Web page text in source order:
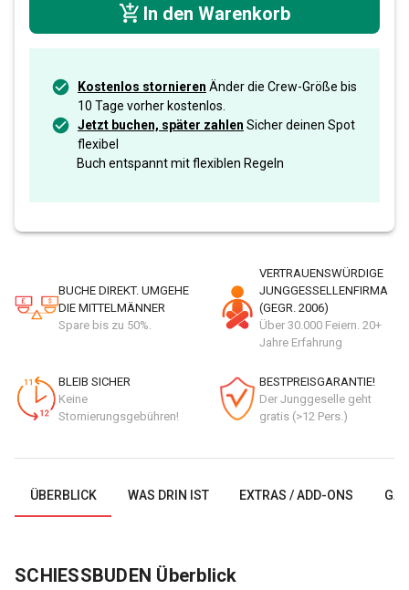
In den Warenkorb
Kostenlos stornieren Änder die Crew-Größe bis
10 Tage vorher kostenlos.
Jetzt buchen, später zahlen Sicher deinen Spot
flexibel
Buch entspannt mit flexiblen Regeln
BUCHE DIREKT. UMGEHE
DIE MITTELMÄNNER
Spare bis zu 50%.
VERTRAUENSWÜRDIGE
JUNGGESSELLENFIRMA
(GEGR. 2006)
Über 30.000 Feiern. 20+
Jahre Erfahrung
BLEIB SICHER
Keine
Stornierungsgebühren!
BESTPREISGARANTIE!
Der Junggeselle geht
gratis (>12 Pers.)
ÜBERBLICK WAS DRIN IST EXTRAS / ADD-ONS
SCHIESSBUDEN Überblick